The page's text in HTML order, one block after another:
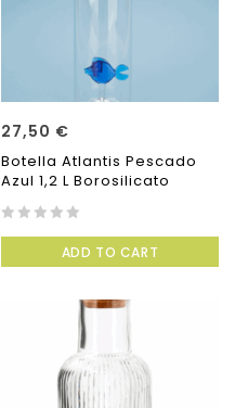
27,50 €
Botella Atlantis Pescado
Azul 1,2 L Borosilicato
of
ADD TO CART